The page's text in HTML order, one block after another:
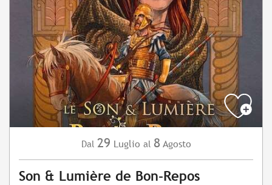
Dal 29 Luglio al 8 Agosto
Son & Lumière de Bon-Repos